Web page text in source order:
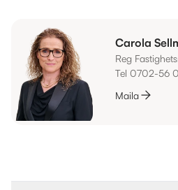
Carola
Reg
Tel 0702-56
Maila